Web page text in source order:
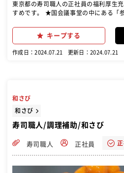
東京都の寿司職人の正社員の福利厚生
すめです。 ★国会議事堂の中にある「参議院議員食堂」でのお仕事で
状況に応じて接客業務もお願いします！ ※9月末のオープンまでは、
既存店舗『鮨 塩釜港 銀座 極』での勤務
キープする
作成日：2024.07.21 更新日：2024.07.21
和さび
和さび
寿司職人/調理補助/和さび
寿司職人 正社員